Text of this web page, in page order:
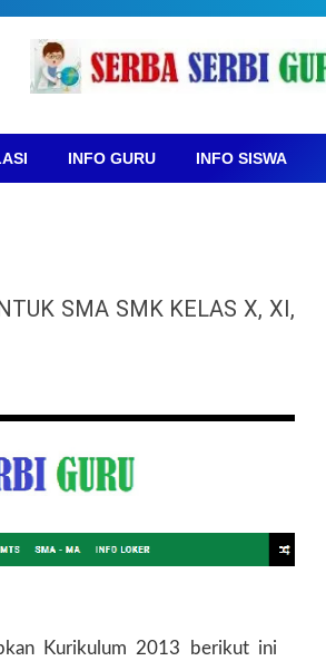
INFO GURU INFO SISWA
SMA SMK KELAS X, XI,
Kurikulum 2013 berikut ini